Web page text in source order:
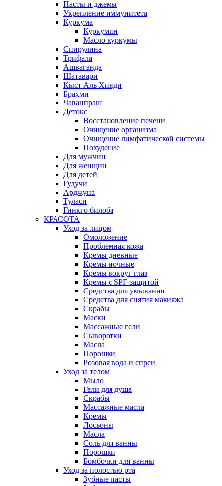
Пасты и джемы
Укрепление иммунитета
Куркума
Куркумин
Масло куркумы
Спирулина
Трифала
Ашваганда
Шатавари
Кыст Аль Хинди
Брахми
Чаванпраш
Детокс
Восстановление печени
Очищение организма
Очищение лимфатической системы
Похудение
Для мужчин
Для женщин
Для детей
Гудучи
Арджуна
Туласи
Гинкго билоба
КРАСОТА
Уход за лицом
Омоложение
Проблемная кожа
Кремы дневные
Кремы ночные
Кремы вокруг глаз
Кремы с SPF-защитой
Средства для умывания
Средства для снятия макияжа
Скрабы
Маски
Массажные гели
Сыворотки
Масла
Порошки
Розовая вода и спреи
Уход за телом
Мыло
Гели для душа
Скрабы
Массажные масла
Кремы
Лосьоны
Масла
Соль для ванны
Порошки
Бомбочки для ванны
Уход за полостью рта
Зубные пасты